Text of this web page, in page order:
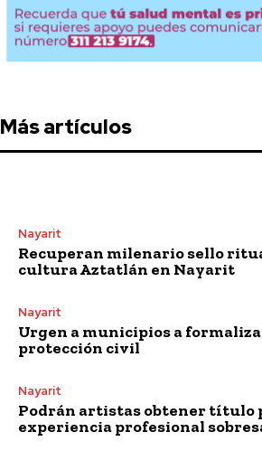
Más artículos
Nayarit
Recuperan milenario sello
cultura Aztatlán en Nayarit
Nayarit
Urgen a municipios a
protección civil
Nayarit
Podrán artistas obtener título
experiencia profesional